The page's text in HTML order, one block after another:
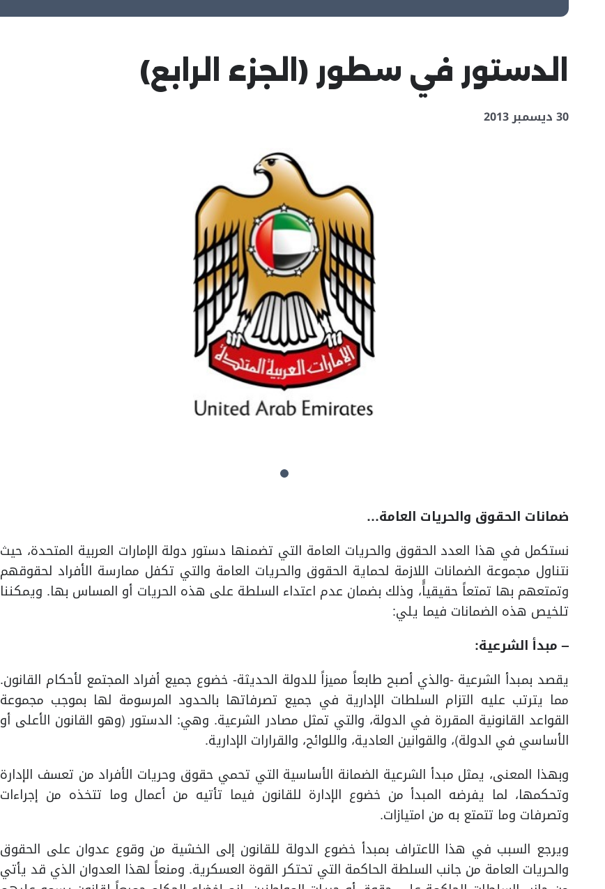
الدستور في سطور (الجزء الرابع)
30 ديسمبر 2013
ضمانات الحقوق والحريات العامة…
نستكمل في هذا العدد الحقوق والحريات العامة التي تضمنها دستور دولة الإمارات العربية المتحدة، حيث
نتناول مجموعة الضمانات اللازمة لحماية الحقوق والحريات العامة والتي تكفل ممارسة الأفراد لحقوقهم
وتمتعهم بها تمتعاً حقيقياًً، وذلك بضمان عدم اعتداء السلطة على هذه الحريات أو المساس بها. ويمكننا
تلخيص هذه الضمانات فيما يلي:
– مبدأ الشرعية:
يقصد بمبدأ الشرعية -والذي أصبح طابعاً مميزاً للدولة الحديثة- خضوع جميع أفراد المجتمع لأحكام القانون.
مما يترتب عليه التزام السلطات الإدارية في جميع تصرفاتها بالحدود المرسومة لها بموجب مجموعة
القواعد القانونية المقررة في الدولة، والتي تمثل مصادر الشرعية. وهي: الدستور (وهو القانون الأعلى أو
الأساسي في الدولة)، والقوانين العادية، واللوائح، والقرارات الإدارية.
وبهذا المعنى، يمثل مبدأ الشرعية الضمانة الأساسية التي تحمي حقوق وحريات الأفراد من تعسف الإدارة
وتحكمها، لما يفرضه المبدأ من خضوع الإدارة للقانون فيما تأتيه من أعمال وما تتخذه من إجراءات
وتصرفات وما تتمتع به من امتيازات.
ويرجع السبب في هذا الاعتراف بمبدأ خضوع الدولة للقانون إلى الخشية من وقوع عدوان على الحقوق
والحريات العامة من جانب السلطة الحاكمة التي تحتكر القوة العسكرية. ومنعاً لهذا العدوان الذي قد يأتي